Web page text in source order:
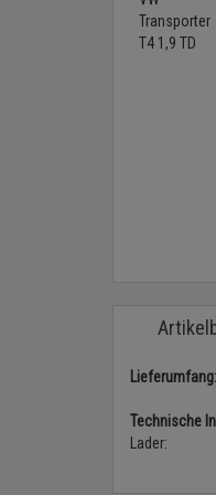
Lieferumfang:
Technische
Lader: